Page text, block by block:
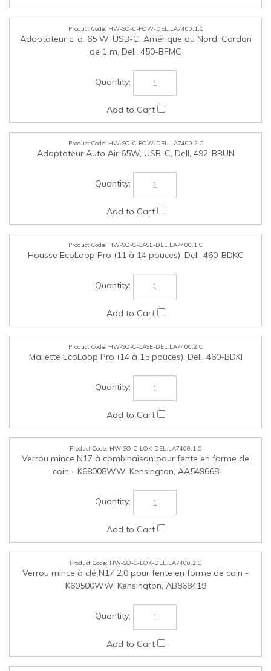
Adaptateur Auto Air 65W, USB-C, Dell, 492-BBUN
HW-SO-C-CASE-DEL.LA7400.1.C
Housse EcoLoop Pro (11 à 14 pouces), Dell, 460-BDKC
Mallette EcoLoop Pro (14 à 15 pouces), Dell, 460-BDKI
HW-SO-C-LOK-DEL.LA7400.1.C
Verrou mince N17 à combinaison pour fente en forme de
coin - K68008WW, Kensington, AA549668
HW-SO-C-LOK-DEL.LA7400.2.C
HW-SO-U-DOK-DEL.LA7400.9.C
Station d’accueil Thunderbolt 4 - WD22TB4, Dell, 210-BDQH